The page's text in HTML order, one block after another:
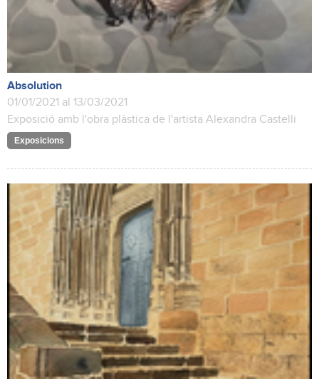
Absolution
01/01/2021 al 13/03/2021
Exposició amb l'obra plàstica de l'artista Alexandra Castelli
Exposicions